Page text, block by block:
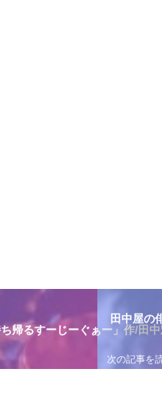
帰るすーじーぐぁー」作/田中
田中屋の